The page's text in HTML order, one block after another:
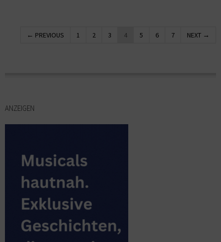
← PREVIOUS 1 2 3 4 5 6 7 NEXT →
ANZEIGEN